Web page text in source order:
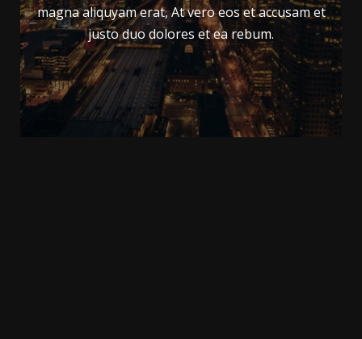
magna aliquyam erat, At vero eos et accusam et
justo duo dolores et ea rebum.